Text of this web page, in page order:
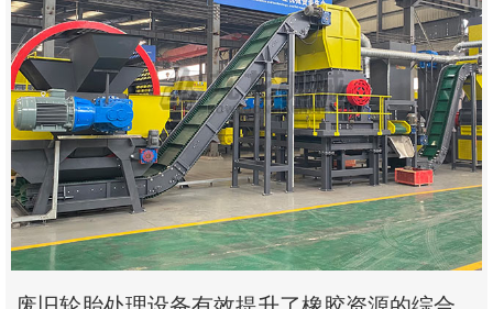
场
方
案
动
态
联
系
郑
州
市
九